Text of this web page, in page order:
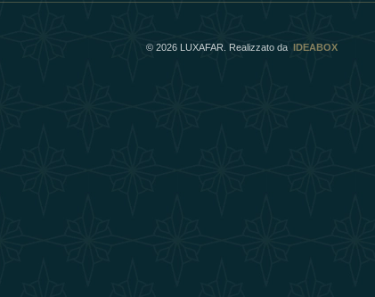
© 2026 LUXAFAR. Realizzato da IDEABOX